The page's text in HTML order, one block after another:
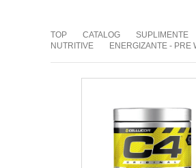
TOP CATALOG
SUPLIMENTE
NUTRITIVE
ENERGIZANTE - PRE